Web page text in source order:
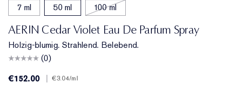
7 ml 50 ml 100 ml
AERIN Cedar Violet Eau De Parfum Spray
Holzig-blumig. Strahlend. Belebend.
(0)
€152.00
€3.04/ml